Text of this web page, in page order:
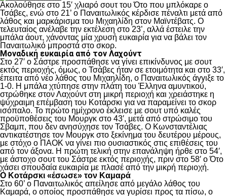
Ακολούθησε στο 15′ χλιαρό σουτ του Ότο που μπλόκαρε ο
Τσάβες, ενώ στο 21’ ο Παναιτωλικός κέρδισε πέναλτι μετά από
λάθος και μαρκάρισμα του Μιχαηλίδη στον Μαϊντέβατς. Ο
τελευταίος ανέλαβε την εκτέλεση στο 23’, αλλά έστειλε την
μπάλα άουτ, χάνοντας μία χρυσή ευκαιρία για να βάλει τον
Παναιτωλικό μπροστά στο σκορ.
Μοναδική ευκαιρία από τον Λαχούντ
Στο 27′ ο Σάστρε προσπάθησε να γίνει επικίνδυνος με σουτ
εκτός περιοχής, όμως, ο Τσάβες ήταν σε ετοιμότητα και στο 33′,
έπειτα από νέο λάθος του Μιχαηλίδη, ο Παναιτωλικός άγγιξε το
1-0. Η μπάλα χτύπησε στην πλάτη του Έλληνα αμυντικού,
στρώθηκε στον Λαχούντ στη μικρή περιοχή και χρειάστηκε η
ψύχραιμη επέμβαση του Κοτάρσκι για να παραμείνει το σκορ
ισόπαλο. Το πρώτο ημίχρονο έκλεισε με σουτ υπό καλές
προϋποθέσεις του Μουργκ στο 43′, μετά από στρώσιμο του
Σβαμπ, που δεν ανησύχησε τον Τσάβες. Ο Κωνσταντέλιας
αντικατέστησε τον Μουργκ στο ξεκίνημα του δευτέρου μέρους,
με στόχο ο ΠΑΟΚ να γίνει πιο ουσιαστικός στις επιθέσεις του
από τον άξονα. Η πρώτη τελική στην επανάληψη ήρθε στο 54′,
με άστοχο σουτ του Σάστρε εκτός περιοχής, πριν στο 58′ ο Ότο
χάσει σπουδαία ευκαιρία με πλασέ από την μικρή περιοχή.
Ο Κοτάρσκι «έσωσε» τον Καμαρά
Στο 60’ ο Παναιτωλικός απείλησε από μεγάλο λάθος του
Καμαρά, ο οποίος προσπάθησε να γυρίσει προς τα πίσω, ο